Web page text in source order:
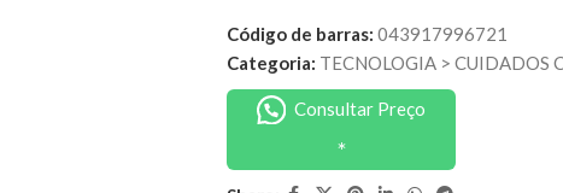
Código de barras: 043917996721
Categoria: TECNOLOGIA > CUIDADOS
Consultar Preço